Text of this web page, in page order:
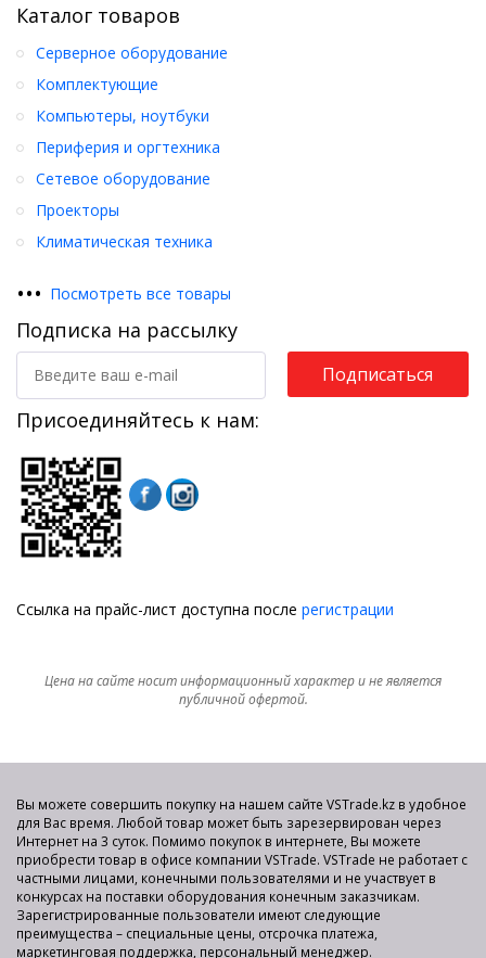
Каталог товаров
Серверное оборудование
Комплектующие
Компьютеры, ноутбуки
Периферия и оргтехника
Сетевое оборудование
Проекторы
Климатическая техника
••• Посмотреть все товары
Подписка на рассылку
Подписаться
Присоединяйтесь к нам:
Ссылка на прайс-лист доступна после регистрации
Цена на сайте носит информационный характер и не является
публичной офертой.
Вы можете совершить покупку на нашем сайте VSTrade.kz в удобное
для Вас время. Любой товар может быть зарезервирован через
Интернет на 3 суток. Помимо покупок в интернете, Вы можете
приобрести товар в офисе компании VSTrade. VSTrade не работает с
частными лицами, конечными пользователями и не участвует в
конкурсах на поставки оборудования конечным заказчикам.
Зарегистрированные пользователи имеют следующие
преимущества – специальные цены, отсрочка платежа,
маркетинговая поддержка, персональный менеджер.